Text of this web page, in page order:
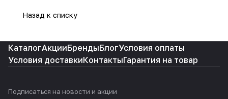
Назад к списку
КаталогАкцииБрендыБлогУсловия оплаты
Условия доставкиКонтактыГарантия на товар
Подписаться на новости и акции